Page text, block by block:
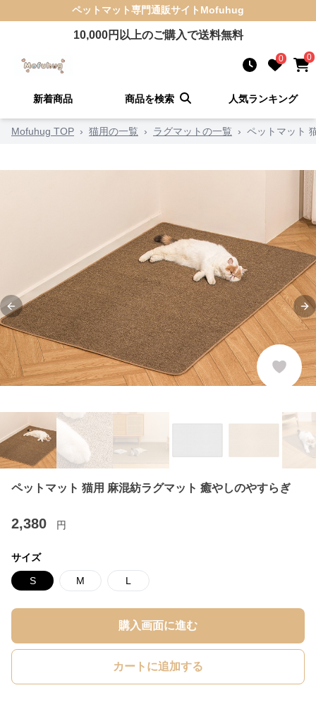
ペットマット専門通販サイト Mofuhug
10,000円以上のご購入で送料無料
0 0
新着商品 商品を検索 人気ランキング
Mofuhug TOP › 猫用の一覧 › ラグマットの一覧 › ペットマット
Previous slide
ペットマット 猫用 麻混紡ラグマット 癒やしのやすらぎ
2,380 円
サイズ
S M L
購入画面に進む
カートに追加する